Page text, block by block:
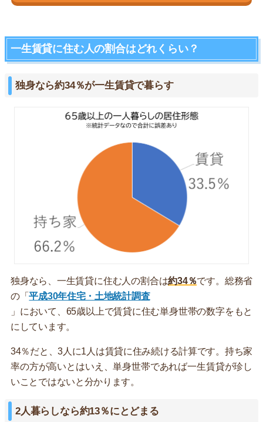
一生賃貸に住む人の割合はどれくらい？
独身なら約34％が一生賃貸で暮らす
独身なら、一生賃貸に住む人の割合は約34％です。総務省
の「平成30年住宅・土地統計調査
」において、65歳以上で賃貸に住む単身世帯の数字をもと
にしています。
34％だと、3人に1人は賃貸に住み続ける計算です。持ち家
率の方が高いとはいえ、単身世帯であれば一生賃貸が珍し
いことではないと分かります。
2人暮らしなら約13％にとどまる